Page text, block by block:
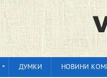
ДУМКИ НОВИНИ